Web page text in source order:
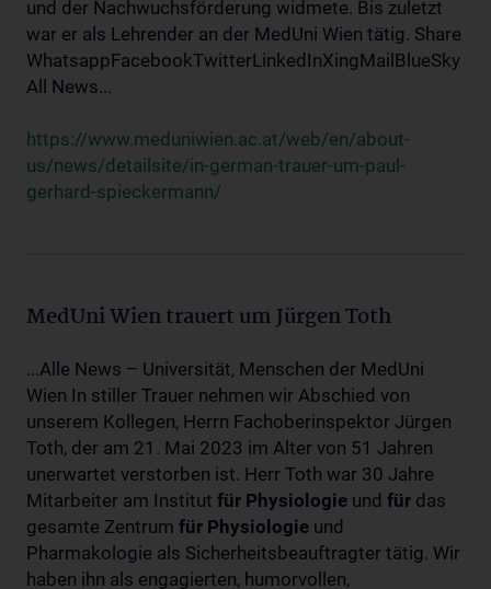
und der Nachwuchsförderung widmete. Bis zuletzt
war er als Lehrender an der MedUni Wien tätig. Share
WhatsappFacebookTwitterLinkedInXingMailBlueSky
All News...
https://www.meduniwien.ac.at/web/en/about-
us/news/detailsite/in-german-trauer-um-paul-
gerhard-spieckermann/
MedUni Wien trauert um Jürgen Toth
...Alle News – Universität, Menschen der MedUni
Wien In stiller Trauer nehmen wir Abschied von
unserem Kollegen, Herrn Fachoberinspektor Jürgen
Toth, der am 21. Mai 2023 im Alter von 51 Jahren
unerwartet verstorben ist. Herr Toth war 30 Jahre
Mitarbeiter am Institut für Physiologie und für das
gesamte Zentrum für Physiologie und
Pharmakologie als Sicherheitsbeauftragter tätig. Wir
haben ihn als engagierten, humorvollen,